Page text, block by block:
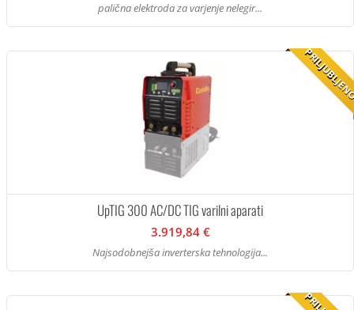
palična elektroda za varjenje nelegir...
UpTIG 300 AC/DC TIG varilni aparati
3.919,84 €
Najsodobnejša inverterska tehnologija...